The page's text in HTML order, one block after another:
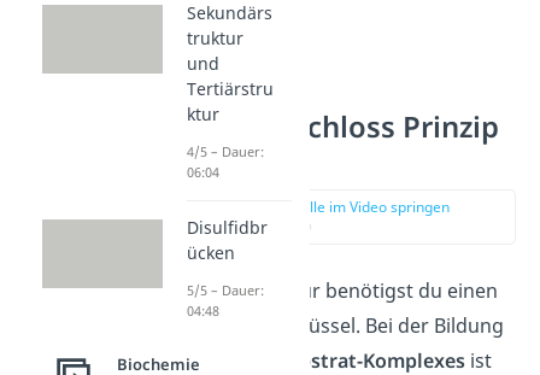
Schlüssel Schloss Prinzip
Enzyme
zur Stelle im Video springen
(01:03)
Für deine Haustür benötigst du einen
bestimmten Schlüssel. Bei der Bildung
eines
Enzym-Substrat-Komplexesist
Sekundärs
truktur
und
Tertiärstru
ktur
4/5 – Dauer:
06:04
Disulfidbr
ücken
5/5 – Dauer:
04:48
Biochemie